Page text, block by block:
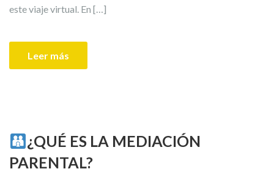
este viaje virtual. En […]
Leer más
¿QUÉ ES LA MEDIACIÓN
PARENTAL?